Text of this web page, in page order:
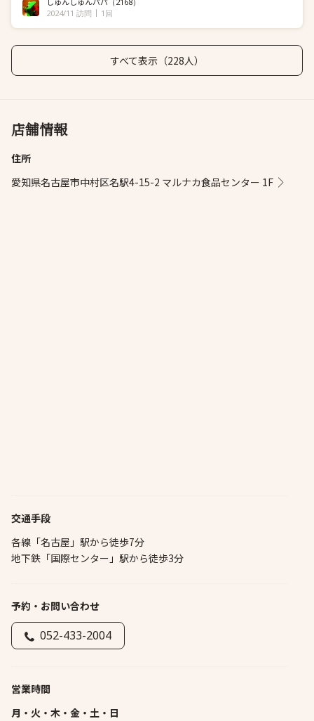
2024/11 訪問
1回
すべて表示（228人）
店舗情報
住所
愛知県名古屋市中村区名駅4-15-2 マルナカ食品センター 1F
交通手段
各線「名古屋」駅から徒歩7分
地下鉄「国際センター」駅から徒歩3分
予約・お問い合わせ
052-433-2004
営業時間
月・火・木・金・土・日